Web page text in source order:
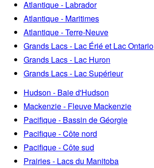
Atlantique - Labrador
Atlantique - Maritimes
Atlantique - Terre-Neuve
Grands Lacs - Lac Érié et Lac Ontario
Grands Lacs - Lac Huron
Grands Lacs - Lac Supérieur
Hudson - Baie d'Hudson
Mackenzie - Fleuve Mackenzie
Pacifique - Bassin de Géorgie
Pacifique - Côte nord
Pacifique - Côte sud
Prairies - Lacs du Manitoba